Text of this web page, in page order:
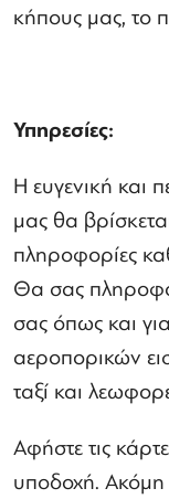
κήπους μας, το
Υπηρεσίες:
Η ευγενική και
μας θα
πληροφορίες
Θα σας
σας όπως και
αεροπορικών
ταξί και
Αφήστε τις
υποδοχή. Ακόμη